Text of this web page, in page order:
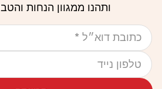
ותהנו ממגוון הנחות
אימייל
טלפון נייד